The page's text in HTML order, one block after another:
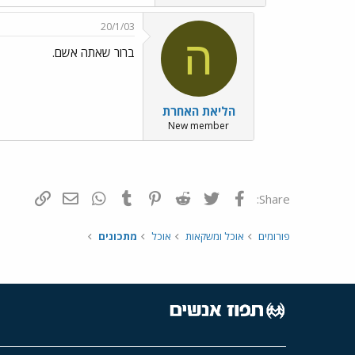
ה
הליאת האחרת
New member
20/1/03
ברור שאתה אשם.
Share: פייסבוק Twitter
Reddit
Pinterest
Tumblr
WhatsAppדואר אלקטרוני
פורומים אוכל ומשקאות אוכל מתכונים